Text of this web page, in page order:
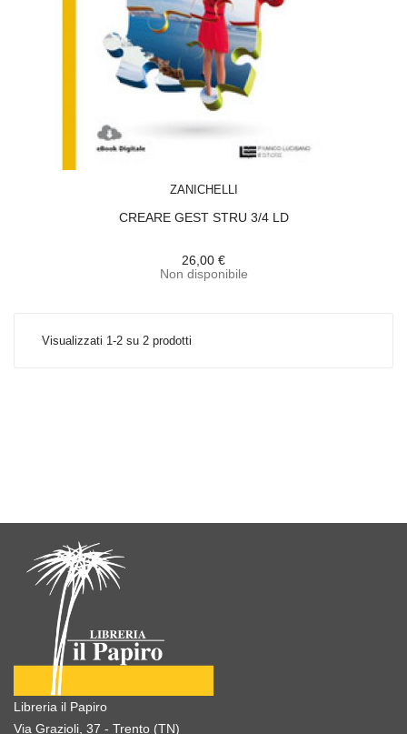
ZANICHELLI
CREARE GEST STRU 3/4 LD
26,00 €
Non disponibile
Visualizzati 1-2 su 2 prodotti
Libreria il Papiro
Via Grazioli, 37 - Trento (TN)